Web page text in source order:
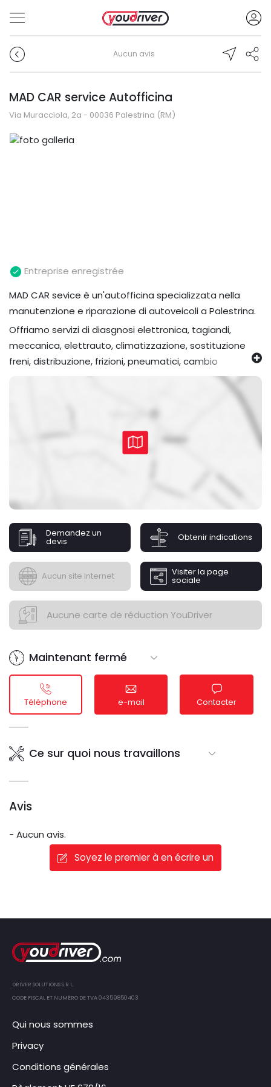
Aucun avis
MAD CAR service Autofficina
Via Muracciola, 2a - 00036 Palestrina (RM)
Entreprise enregistrée
MAD CAR sevice è un'autofficina specializzata nella
manutenzione e riparazione di autoveicoli a Palestrina.
Offriamo servizi di diasgnosi elettronica, tagiandi,
meccanica, elettrauto, climatizzazione, sostituzione
freni, distribuzione, frizioni, pneumatici, cambio
automatici, assetto e manutenzione ordinaria e
Grazie ad attrezzature moderne e al personale
trasparenza e massima attenzione alla sicurezza e
Assistiamo auto, SUV, veicoli commerciali, offeendo un
soddisfazione del cliente.
Professionalità, esperienza e passione al sevrizio della
tua auto.
Demandez un
devis Obtenir indications
Aucun site Internet Visiter la page
sociale
Aucune carte de réduction YouDriver
Maintenant fermé
Téléphone e-mail Contacter
Ce sur quoi nous travaillons
Avis
- Aucun avis.
Soyez le premier à en écrire un
DRIVER SOLUTIONS S.R.L.
CODE FISCAL ET NUMÉRO DE TVA 04359850403
Qui nous sommes
Privacy
Conditions générales